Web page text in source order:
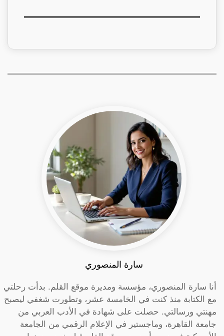
سارة المنصوري
أنا سارة المنصوري، مؤسسة ومديرة موقع القلم. بدأت رحلتي
مع الكتابة منذ كنت في الخامسة عشر، وتطورت شغفي ليصبح
مهنتي ورسالتي. حصلت على شهادة في الأدب العربي من
جامعة القاهرة، وماجستير في الإعلام الرقمي من الجامعة